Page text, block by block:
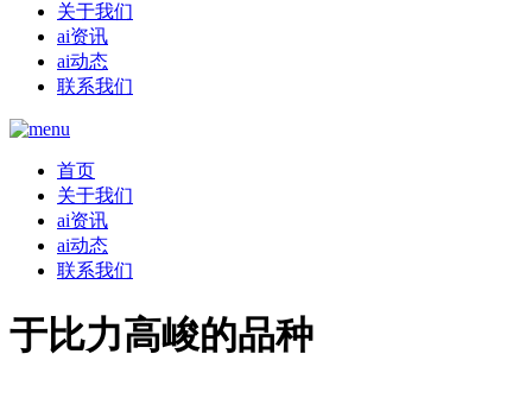
关于我们
ai资讯
ai动态
联系我们
首页
关于我们
ai资讯
ai动态
联系我们
于比力高峻的品种